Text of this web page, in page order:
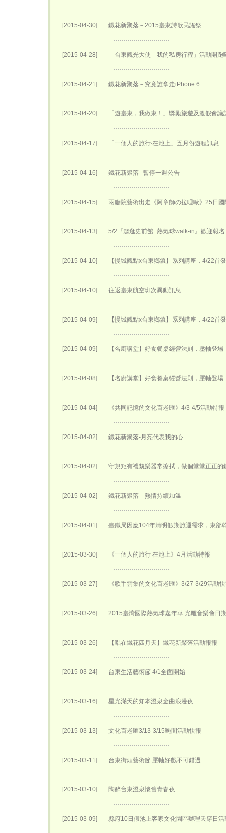
[2015-04-30] 鐵花新聚落－2015臺東詩歌民謠祭
[2015-04-28] 「台東觀光大使－我的私房行程」活動開跑
[2015-04-21] 鐵花新聚落－究竟誰拿走iPhone 6
[2015-04-20] 「遊臺東，我做東！」獎勵旅遊及渡假會議
[2015-04-17] 「一個人的旅行‧在池上」五月份遊程訊息
[2015-04-16] 鐵花新聚落─暫停一週公告
[2015-04-15] 兩廳院藝術出走《阿章師の拉哩歐》25日
[2015-04-13] 5/2『趣逛史前館+熱氣球walk-in』歡迎報
[2015-04-10] 【慢城觀點x台東鄉鎮】系列講座，4/22首
[2015-04-10] 往返臺東航空班次異動訊息
[2015-04-09] 【慢城觀點x台東鄉鎮】系列講座，4/22首
[2015-04-09] 【名廚講堂】好食餐桌經營法則，壓軸登場
[2015-04-08] 【名廚講堂】好食餐桌經營法則，壓軸登場
[2015-04-04] 《共同記憶的文化百老匯》4/3-4/5活動特報
[2015-04-02] 鐵花新聚落-月亮代表我的心
[2015-04-02] 守規矩有禮貌樂器常擦拭，做個堂堂正正的
[2015-04-02] 鐵花新聚落－熱情持續加溫
[2015-04-01] 臺鐵局因應104年清明假期旅運需求，東部
[2015-03-30] 《一個人的旅行 在池上》4月活動特報
[2015-03-27] 《歌手雲集的文化百老匯》3/27-3/29活動
[2015-03-26] 2015臺灣國際熱氣球嘉年華 光雕音樂會日
[2015-03-26] 【唱在鐵花四月天】鐵花新聚落活動報報
[2015-03-24] 台東生活藝術節 4/1全面開始
[2015-03-16] 星光滿天的知本溫泉金曲浪漫夜
[2015-03-13] 文化百老匯3/13-3/15晚間活動快報
[2015-03-11] 台東街頭藝術節 壓軸好戲不可錯過
[2015-03-10] 陶醉台東溫泉懷舊青春夜
[2015-03-09] 縣府10日假池上客家文化園區辦理天穿日活